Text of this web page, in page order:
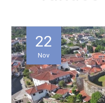
22
Nov